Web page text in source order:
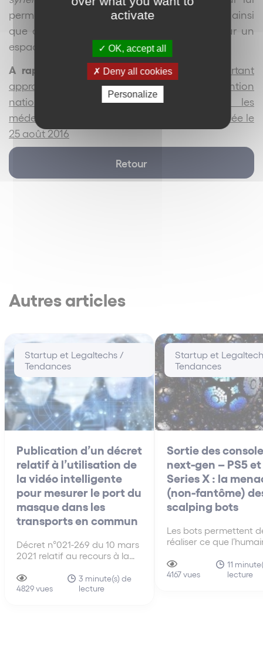
permettre de bénéficier d’une consultation ainsi
que d’une prescription mise à disposition sur un
espace sécurisé.
A rapprocher : Arrêté du 1eraoût 2018 portant
approbation de l’avenant n°6 à la convention
nationale organisant les rapports entre les
médecins libéraux et l’assurance maladie signée le
25 août 2016
Retour
Autres articles
Startup et Legaltechs /
Tendances
Publication d’un décret
relatif à l’utilisation de
la vidéo intelligente
pour mesurer le port du
masque dans les
transports en commun
Décret n°021-269 du 10 mars
2021 relatif au recours à la
mesurer le taux de port de
masque dans les transports
4829 vues
3 minute(s) de
lecture
Startup et
Tendances
Sortie des
next-gen – PS5
Series X : la
(non-fantôme)
scalping bots
Les bots permettent
réaliser ce que
nombre d’actions
temps très court voire
4167 vues
11
lecture
activate
OK, accept all
Deny all cookies
Personalize